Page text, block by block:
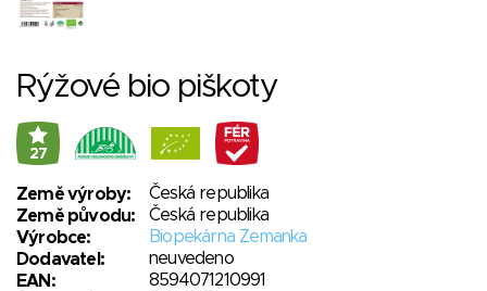
Rýžové bio piškoty
27
Země výroby:
Česká republika
Země původu:
Česká republika
Výrobce:
Biopekárna Zemanka
Dodavatel:
neuvedeno
EAN:
8594071210991